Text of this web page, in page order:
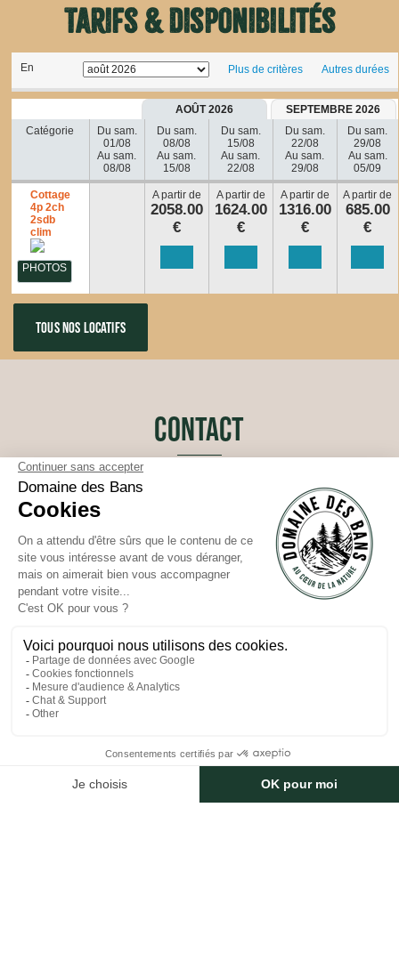
Tarifs & disponibilités
En Plus de critères Autres durées
AOÛT 2026
SEPTEMBRE 2026
Catégorie
Du sam.
01/08
Au sam.
08/08
Du sam.
08/08
Au sam.
15/08
Du sam.
15/08
Au sam.
22/08
Du sam.
22/08
Au sam.
29/08
Du sam.
29/08
Au sam.
05/09
Cottage
4p 2ch
2sdb
clim
PHOTOS
A partir de
2058.00
€
A partir de
1624.00
€
A partir de
1316.00
€
A partir de
685.00
€
TOUS NOS LOCATIFS
CONTACT
+33 (0)3 29 51 64 67
Latitude : 48.168902122424065
Longitude : 6.880018185269628
ARTICLES
SUIVEZ-NOUS